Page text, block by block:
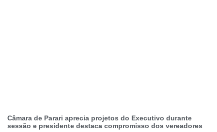
Câmara de Parari aprecia projetos do Executivo durante
sessão e presidente destaca compromisso dos vereadores